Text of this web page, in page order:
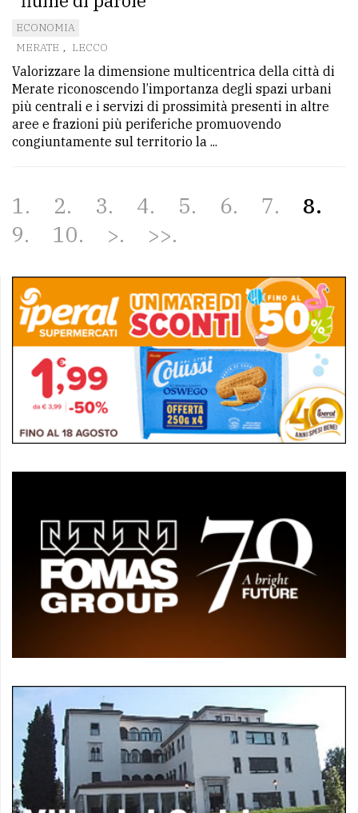
ECONOMIA
MERATE , LECCO
Valorizzare la dimensione multicentrica della città di
Merate riconoscendo l’importanza degli spazi urbani
più centrali e i servizi di prossimità presenti in altre
aree e frazioni più periferiche promuovendo
congiuntamente sul territorio la ...
1 2 3 4 5 6 7
8
9
10 > >>